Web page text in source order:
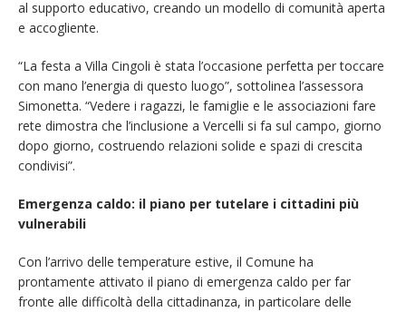
al supporto educativo, creando un modello di comunità aperta
e accogliente.
“La festa a Villa Cingoli è stata l’occasione perfetta per toccare
con mano l’energia di questo luogo”, sottolinea l’assessora
Simonetta. “Vedere i ragazzi, le famiglie e le associazioni fare
rete dimostra che l’inclusione a Vercelli si fa sul campo, giorno
dopo giorno, costruendo relazioni solide e spazi di crescita
condivisi”.
Emergenza caldo: il piano per tutelare i cittadini più
vulnerabili
Con l’arrivo delle temperature estive, il Comune ha
prontamente attivato il piano di emergenza caldo per far
fronte alle difficoltà della cittadinanza, in particolare delle